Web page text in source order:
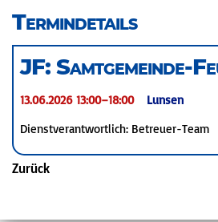
Termindetails
JF: Samtgemeinde-
13.06.2026 13:00–18:00
Lunsen
Dienstverantwortlich: Betreuer-Team
Zurück